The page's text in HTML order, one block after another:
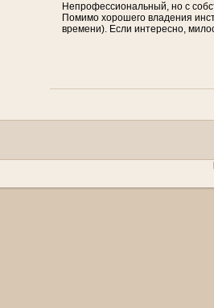
Непрофессиональный, но с
Помимо хорошего владения
времени). Если интересно,